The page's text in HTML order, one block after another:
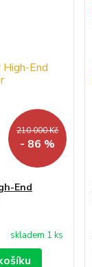
210 000 Kč
- 86 %
End
skladem 1 ks